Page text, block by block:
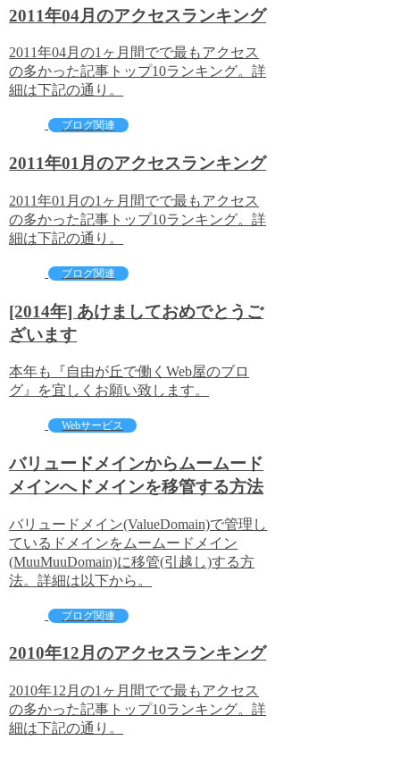
2011年04月のアクセスランキング
2011年04月の1ヶ月間でで最もアクセス
の多かった記事トップ10ランキング。詳
細は下記の通り。
ブログ関連
2011年01月のアクセスランキング
2011年01月の1ヶ月間でで最もアクセス
の多かった記事トップ10ランキング。詳
細は下記の通り。
ブログ関連
[2014年] あけましておめでとうご
ざいます
本年も『自由が丘で働くWeb屋のブロ
グ』を宜しくお願い致します。
Webサービス
バリュードメインからムームード
メインへドメインを移管する方法
バリュードメイン(ValueDomain)で管理し
ているドメインをムームードメイン
(MuuMuuDomain)に移管(引越し)する方
法。詳細は以下から。
ブログ関連
2010年12月のアクセスランキング
2010年12月の1ヶ月間でで最もアクセス
の多かった記事トップ10ランキング。詳
細は下記の通り。